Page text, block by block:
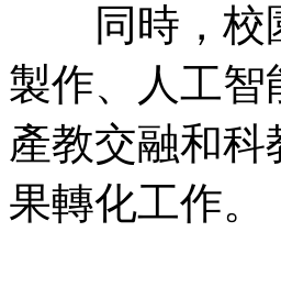
同時，校園
製作、人工
產教交融和
果轉化工作。